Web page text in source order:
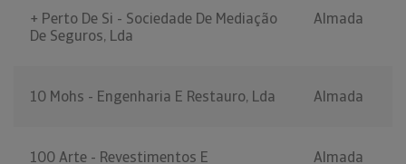
+ Perto De Si - Sociedade De Mediação
De Seguros, Lda
Almada
10 Mohs - Engenharia E Restauro, Lda Almada
100 Arte - Revestimentos E
Almada